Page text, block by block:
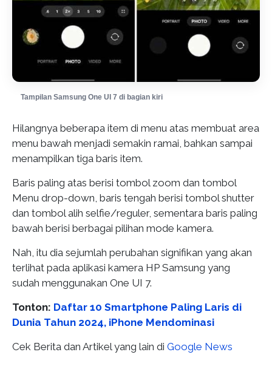
Tampilan Samsung One UI 7 di bagian kiri
Hilangnya beberapa item di menu atas membuat area
menu bawah menjadi semakin ramai, bahkan sampai
menampilkan tiga baris item.
Baris paling atas berisi tombol zoom dan tombol
Menu drop-down, baris tengah berisi tombol shutter
dan tombol alih selfie/reguler, sementara baris paling
bawah berisi berbagai pilihan mode kamera.
Nah, itu dia sejumlah perubahan signifikan yang akan
terlihat pada aplikasi kamera HP Samsung yang
sudah menggunakan One UI 7.
Tonton: Daftar 10 Smartphone Paling Laris di
Dunia Tahun 2024, iPhone Mendominasi
Cek Berita dan Artikel yang lain di Google News